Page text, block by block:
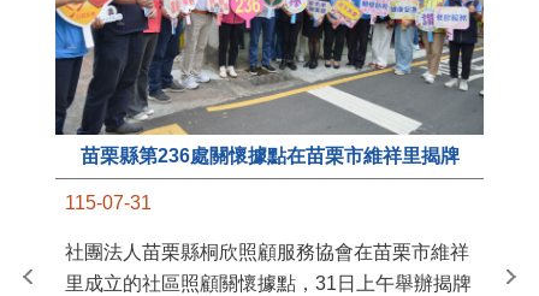
苗栗縣第236處關懷據點在苗栗市維祥里揭牌
115-07-31
社團法人苗栗縣桐欣照顧服務協會在苗栗市維祥
里成立的社區照顧關懷據點，31日上午舉辦揭牌
苗